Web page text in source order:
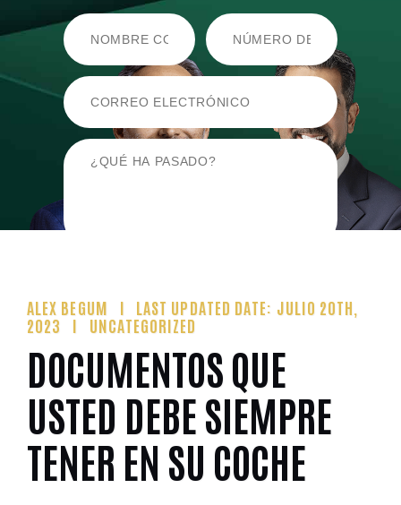
ALEX BEGUM
LAST UPDATED DATE: JULIO 20TH,
2023
UNCATEGORIZED
DOCUMENTOS QUE
USTED DEBE SIEMPRE
TENER EN SU COCHE